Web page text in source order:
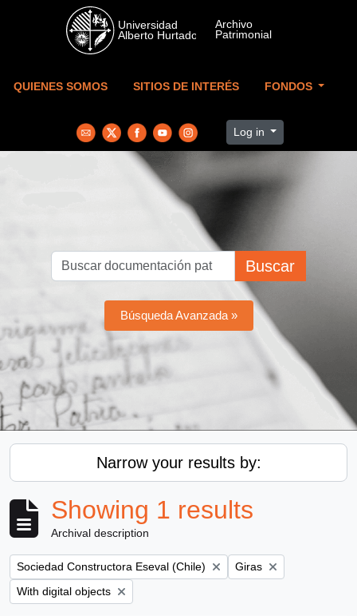
Skip to main content
QUIENES SOMOS SITIOS DE INTERÉS FONDOS
Log in
Buscar
Búsqueda Avanzada »
Narrow your results by:
Showing 1 results
Archival description
Remove filter:
Sociedad Constructora Eseval (Chile) Remove filter:
Giras
Remove filter:
With digital objects